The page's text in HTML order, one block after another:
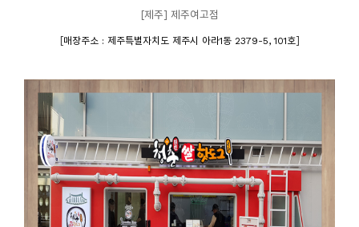
[제주] 제주여고점
[매장주소 : 제주특별자치도 제주시 아라1동 2379-5, 101호]